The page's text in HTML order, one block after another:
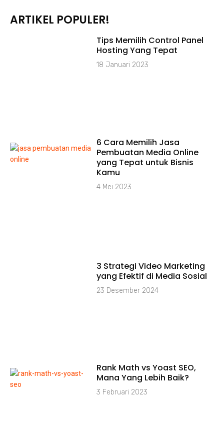
ARTIKEL POPULER!
Tips Memilih Control Panel
Hosting Yang Tepat
18 Januari 2023
6 Cara Memilih Jasa
Pembuatan Media Online
yang Tepat untuk Bisnis
Kamu
4 Mei 2023
⁠3 Strategi Video Marketing
yang Efektif di Media Sosial
23 Desember 2024
Rank Math vs Yoast SEO,
Mana Yang Lebih Baik?
3 Februari 2023